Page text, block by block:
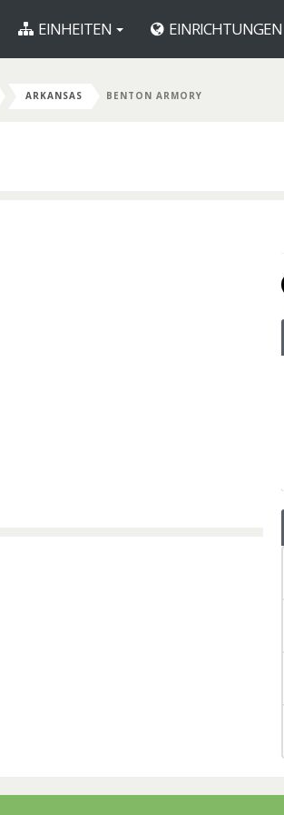
EINHEITEN EINRICHTUNGEN
ARKANSAS BENTON ARMORY